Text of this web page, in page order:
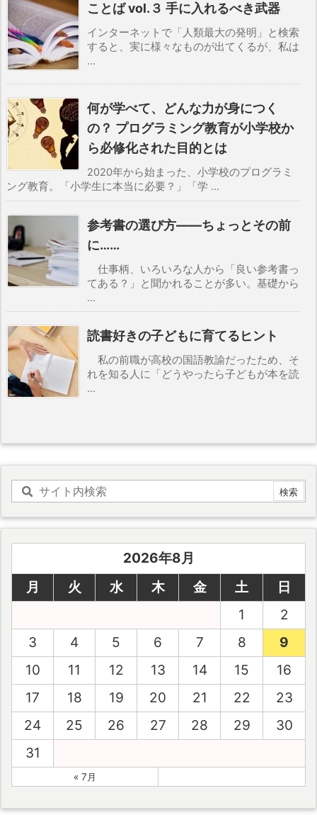
ことば vol.３ 手に入れるべき武器
インターネットで「人類最大の発明」と検索
すると、実に様々なものが出てくるが、私は
...
何が学べて、どんな力が身につく
の？ プログラミング教育が小学校か
ら必修化された目的とは
2020年から始まった、小学校のプログラミ
ング教育。「小学生に本当に必要？」「学 ...
参考書の選び方――ちょっとその前
に……
仕事柄、いろいろな人から「良い参考書っ
てある？」と聞かれることが多い。基礎から
...
読書好きの子どもに育てるヒント
私の前職が高校の国語教諭だったため、そ
れを知る人に「どうやったら子どもが本を読
...
2026年8月
月
火 水 木 金 土
日
1
2
3
4 5 6 7 8
9
10
11 12 13 14 15
16
17
18 19 20 21 22
23
24
25 26 27 28 29
30
31
« 7月